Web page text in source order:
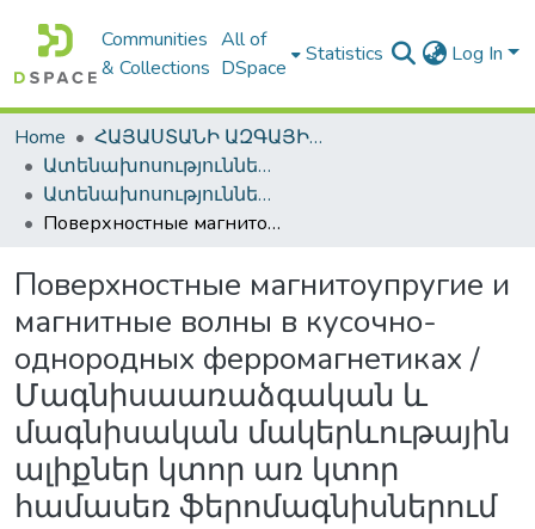
Communities
& Collections
All of
DSpace
Statistics Log In
Home
ՀԱՅԱՍՏԱՆԻ ԱԶԳԱՅԻՆ ԳՐԱԴԱՐԱՆԻ ԹՎԱՅԻՆ ՊԱՀՈՑ / DIGITAL REPOSITORY OF NLA
Ատենախոսություններ և սեղմագրեր / Theses & Abstracts
Ատենախոսություններ և սեղմագրեր / Theses & Abstracts
Поверхностные магнитоупругие и магнитные волны в кусочно-однородных ферромагнетиках / Մագնիսաառաձգական և մագնիսական մակերևութային ալիքներ կտոր առ կտոր համասեռ ֆերոմագնիսներում
Поверхностные магнитоупругие и
магнитные волны в кусочно-
однородных ферромагнетиках /
Մագնիսաառաձգական և
մագնիսական մակերևութային
ալիքներ կտոր առ կտոր
համասեռ ֆերոմագնիսներում